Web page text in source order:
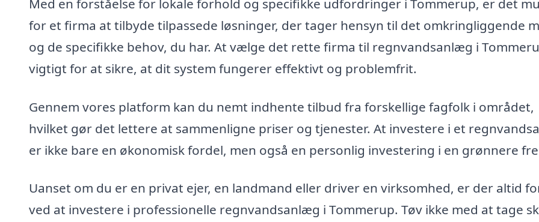
Med en forståelse for lokale forhold og specifikke udfordringer i Tommerup, er det
for et firma at tilbyde tilpassede løsninger, der tager hensyn til det omkringliggende
og de specifikke behov, du har. At vælge det rette firma til regnvandsanlæg i
vigtigt for at sikre, at dit system fungerer effektivt og problemfrit.
Gennem vores platform kan du nemt indhente tilbud fra forskellige fagfolk i området,
hvilket gør det lettere at sammenligne priser og tjenester. At investere i et
er ikke bare en økonomisk fordel, men også en personlig investering i en grønnere
Uanset om du er en privat ejer, en landmand eller driver en virksomhed, er der altid
ved at investere i professionelle regnvandsanlæg i Tommerup. Tøv ikke med at tage